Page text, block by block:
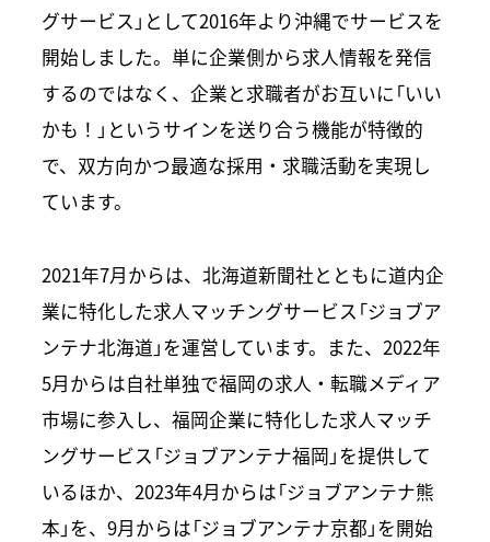
グサービス」として2016年より沖縄でサービスを
開始しました。単に企業側から求人情報を発信
するのではなく、企業と求職者がお互いに「いい
かも！」というサインを送り合う機能が特徴的
で、双方向かつ最適な採用・求職活動を実現し
ています。
2021年7月からは、北海道新聞社とともに道内企
業に特化した求人マッチングサービス「ジョブア
ンテナ北海道」を運営しています。また、2022年
5月からは自社単独で福岡の求人・転職メディア
市場に参入し、福岡企業に特化した求人マッチ
ングサービス「ジョブアンテナ福岡」を提供して
いるほか、2023年4月からは「ジョブアンテナ熊
本」を、9月からは「ジョブアンテナ京都」を開始